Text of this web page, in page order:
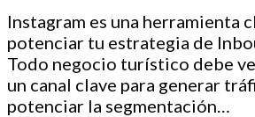
Instagram es una herramienta
potenciar tu estrategia de
Todo negocio turístico debe
un canal clave para generar
potenciar la segmentación…